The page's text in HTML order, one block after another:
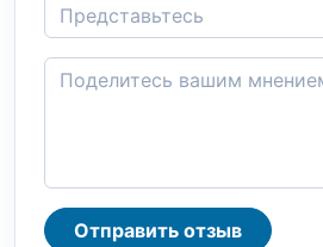
Отправить отзыв